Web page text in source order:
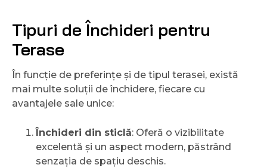
Tipuri de Închideri pentru
Terase
În funcție de preferințe și de tipul terasei, există
mai multe soluții de închidere, fiecare cu
avantajele sale unice:
Închideri din sticlă: Oferă o vizibilitate
excelentă și un aspect modern, păstrând
senzația de spațiu deschis.